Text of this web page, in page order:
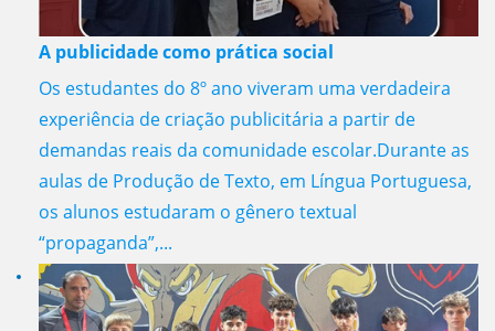
A publicidade como prática social
Os estudantes do 8º ano viveram uma verdadeira
experiência de criação publicitária a partir de
demandas reais da comunidade escolar.Durante as
aulas de Produção de Texto, em Língua Portuguesa,
os alunos estudaram o gênero textual
“propaganda”,...